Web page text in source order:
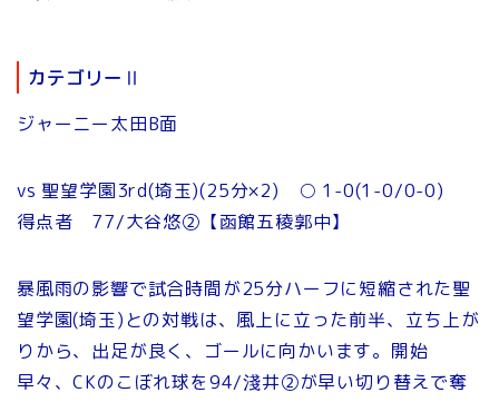
カテゴリーⅡ
ジャーニー太田B面
vs 聖望学園3rd(埼玉)(25分×2) ○ 1-0(1-0/0-0)
得点者 77/大谷悠②【函館五稜郭中】
暴風雨の影響で試合時間が25分ハーフに短縮された聖
望学園(埼玉)との対戦は、風上に立った前半、立ち上が
りから、出足が良く、ゴールに向かいます。開始
早々、CKのこぼれ球を94/淺井②が早い切り替えで奪